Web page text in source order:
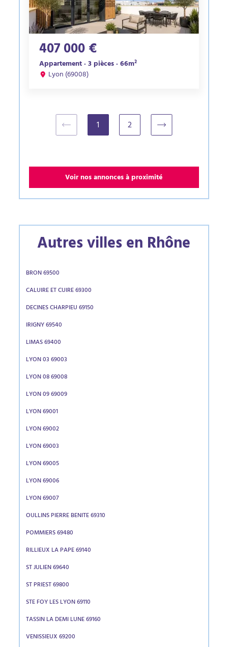
407 000 €
Appartement · 3 pièces · 66m²
Lyon (69008)
1(current)2
Voir nos annonces à proximité
Autres villes en Rhône
BRON 69500
CALUIRE ET CUIRE 69300
DECINES CHARPIEU 69150
IRIGNY 69540
LIMAS 69400
LYON 03 69003
LYON 08 69008
LYON 09 69009
LYON 69001
LYON 69002
LYON 69003
LYON 69005
LYON 69006
LYON 69007
OULLINS PIERRE BENITE 69310
POMMIERS 69480
RILLIEUX LA PAPE 69140
ST JULIEN 69640
ST PRIEST 69800
STE FOY LES LYON 69110
TASSIN LA DEMI LUNE 69160
VENISSIEUX 69200